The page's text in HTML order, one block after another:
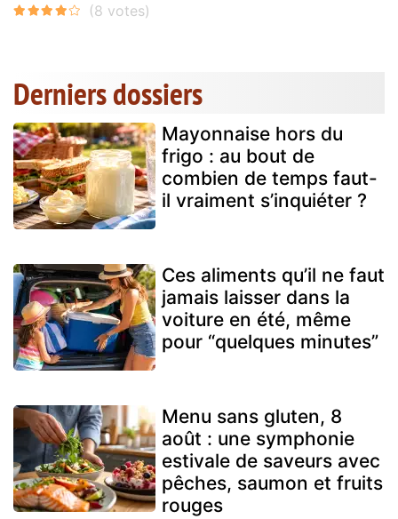
Derniers dossiers
Mayonnaise hors du
frigo : au bout de
combien de temps faut-
il vraiment s’inquiéter ?
Ces aliments qu’il ne faut
jamais laisser dans la
voiture en été, même
pour “quelques minutes”
Menu sans gluten, 8
août : une symphonie
estivale de saveurs avec
pêches, saumon et fruits
rouges